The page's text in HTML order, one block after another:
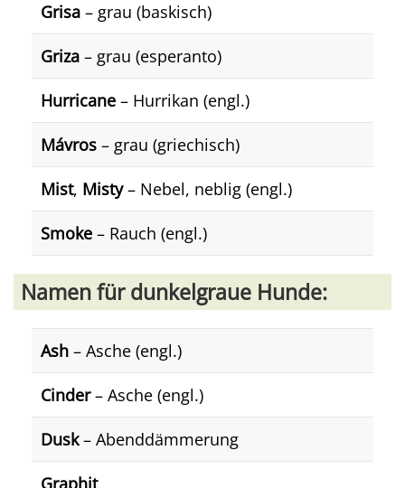
Grisa – grau (baskisch)
Griza – grau (esperanto)
Hurricane – Hurrikan (engl.)
Mávros – grau (griechisch)
Mist, Misty– Nebel, neblig (engl.)
Smoke – Rauch (engl.)
Namen für dunkelgraue Hunde:
Ash – Asche (engl.)
Cinder– Asche (engl.)
Dusk– Abenddämmerung
Graphit